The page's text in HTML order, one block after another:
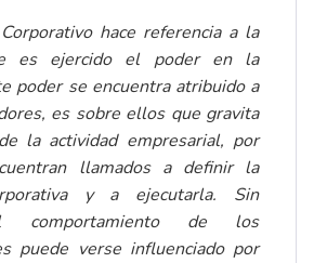
hace referencia a la
es ejercido el poder en la
poder se encuentra atribuido a
es sobre ellos que gravita
la actividad empresarial, por
llamados a definir la
y a ejecutarla. Sin
comportamiento de los
puede verse influenciado por